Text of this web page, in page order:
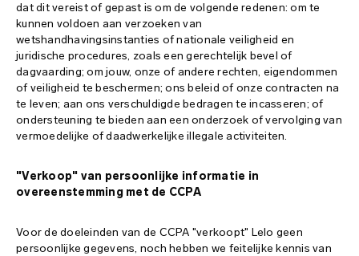
dat dit vereist of gepast is om de volgende redenen: om te
kunnen voldoen aan verzoeken van
wetshandhavingsinstanties of nationale veiligheid en
juridische procedures, zoals een gerechtelijk bevel of
dagvaarding; om jouw, onze of andere rechten, eigendommen
of veiligheid te beschermen; ons beleid of onze contracten na
te leven; aan ons verschuldigde bedragen te incasseren; of
ondersteuning te bieden aan een onderzoek of vervolging van
vermoedelijke of daadwerkelijke illegale activiteiten.
"Verkoop" van persoonlijke informatie in
overeenstemming met de CCPA
Voor de doeleinden van de CCPA "verkoopt" Lelo geen
persoonlijke gegevens, noch hebben we feitelijke kennis van